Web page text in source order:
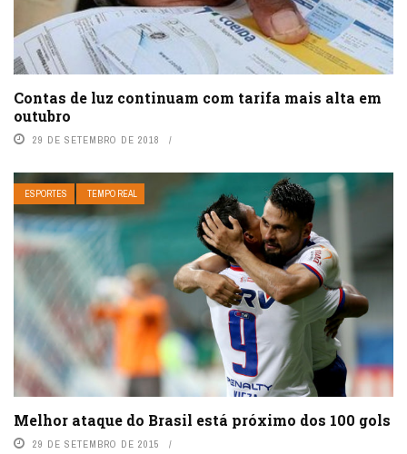
Contas de luz continuam com tarifa mais alta em
outubro
29 DE SETEMBRO DE 2018
ESPORTES TEMPO REAL
Melhor ataque do Brasil está próximo dos 100 gols
29 DE SETEMBRO DE 2015